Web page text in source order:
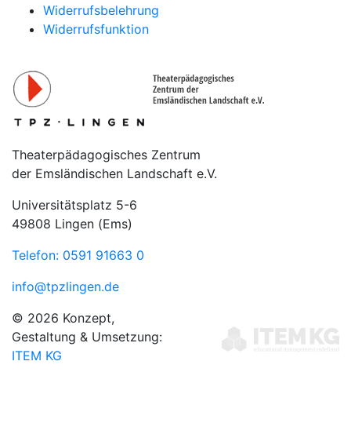
Widerrufsbelehrung
Widerrufsfunktion
Theaterpädagogisches Zentrum
der Emsländischen Landschaft e.V.
Universitätsplatz 5-6
49808 Lingen (Ems)
Telefon: 0591 91663 0
info@tpzlingen.de
© 2026 Konzept,
Gestaltung & Umsetzung:
ITEM KG